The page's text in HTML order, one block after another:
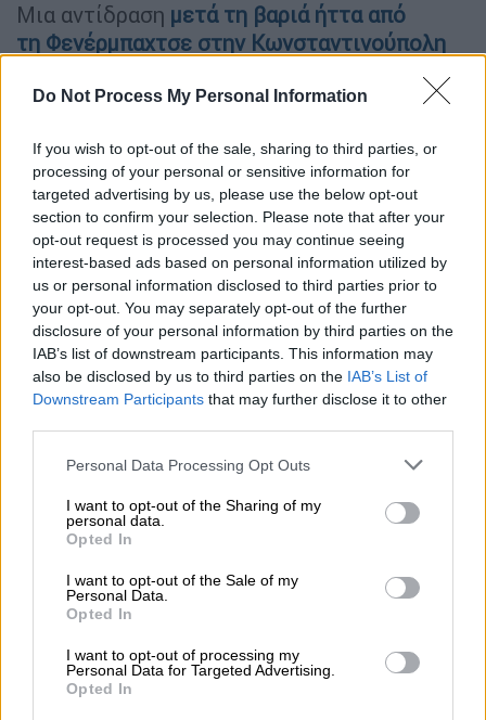
Do Not Process My Personal Information
If you wish to opt-out of the sale, sharing to third parties, or
processing of your personal or sensitive information for
targeted advertising by us, please use the below opt-out
section to confirm your selection. Please note that after your
opt-out request is processed you may continue seeing
interest-based ads based on personal information utilized by
us or personal information disclosed to third parties prior to
your opt-out. You may separately opt-out of the further
disclosure of your personal information by third parties on the
IAB’s list of downstream participants. This information may
also be disclosed by us to third parties on the IAB’s List of
Downstream Participants that may further disclose it to other
Please note that this website/app uses one or more Google
not limited to your visit or usage behaviour. You may click to
grant or deny consent to Google and its third-party tags to
use your data for below specified purposes in below Google
consent section.
Personal Data Processing Opt Outs
I want to opt-out of the Sharing of my
personal data.
Opted In
I want to opt-out of the Sale of my
Personal Data.
Opted In
I want to opt-out of processing my
Personal Data for Targeted Advertising.
Opted In
Μια αντίδραση μετά τη βαριά ήττα από
τη Φενέρμπαχτσε στην Κωνσταντινούπολη
. Και τη βρήκε
στη Θεσσαλονίκη απέναντι στονΑρη
ματς, όμως η διαφορά ποιότητας ήταν
τέτοια που δεν άφησε περιθώρια. Οι
πρωταθλητές Ελλάδας πήγαν το παιχνίδι
στο δικό τους ρυθμό, επικράτησαν 75-93 και
έφτασαν στην ένατη νίκη τους σε δέκα
παιχνίδια στηνBasket League.
ΟΝτίνος Μήτογλου με 15 πόντους και 8
ριμπάουντ ήταν ο παίκτης που έκανε τη
διαφορά για το «τριφύλλι», με τονΜπεν
Μπέντιλνα τον ακολουθεί με 14 πόντους και
10 ριμπάουντ. Ο
Νεμάνια Νέντοβιτς
πόντοι τουΚουίντον ΝτεΚόζι και οι 12 του
Μάριο Λιτλ
την έκβαση του αγώνα.
δεκάλεπτα
ΑΡΗΣ(Καμπερίδης): Σούλερ 8 (2),
Χαριτόπουλος 3 (1/6 σουτ, 7 ριμπάουντ),